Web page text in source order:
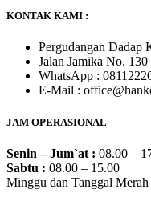
KONTAK KAMI :
Pergudangan Dadap
Jalan Jamika No.
WhatsApp :
E-Mail :
JAM OPERASIONAL
Senin – Jum`at : 08.00 –
Sabtu : 08.00 – 15.00
Minggu dan Tanggal Merah